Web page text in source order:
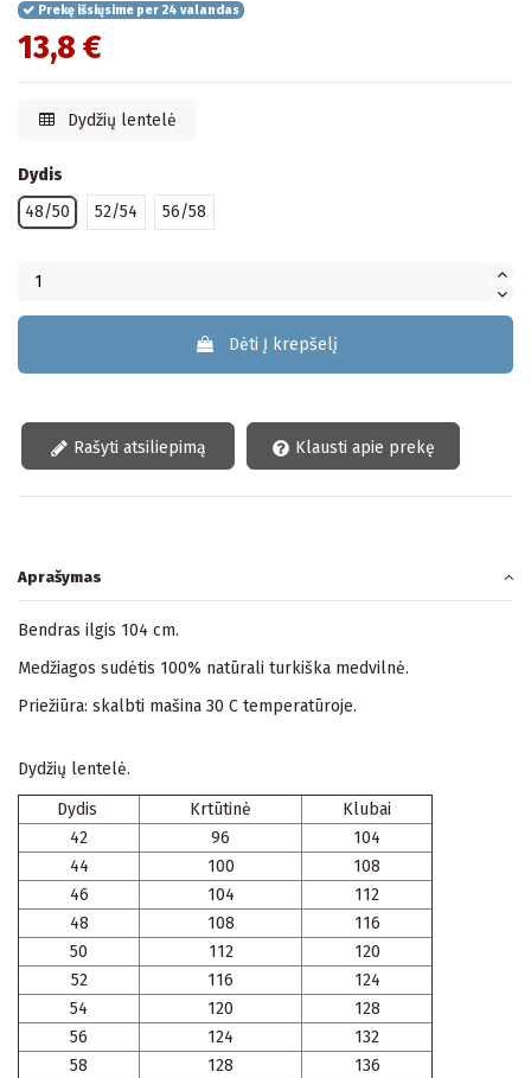
Prekę išsiųsime per 24 valandas
13,8 €
Dydžių lentelė
Dydis
48/50
52/54 56/58
Dėti Į krepšelį
Rašyti atsiliepimą Klausti apie prekę
Aprašymas
Bendras ilgis 104 cm.
Medžiagos sudėtis 100% natūrali turkiška medvilnė.
Priežiūra: skalbti mašina 30 C temperatūroje.
Dydžių lentelė.
Dydis Krtūtinė
Klubai
42
96
104
44
100
108
46
104
112
48
108
116
50
112
120
52
116
124
54
120
128
56
124
132
58
128
136